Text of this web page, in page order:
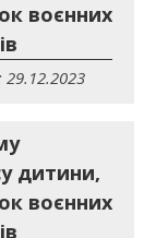
воєнних
дитини,
воєнних